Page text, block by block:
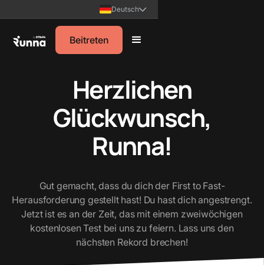
Deutsch
Beitreten
Herzlichen
Glückwunsch,
Runna!
Gut gemacht, dass du dich der First to Fast-
Herausforderung gestellt hast! Du hast dich angestrengt.
Jetzt ist es an der Zeit, das mit einem zweiwöchigen
kostenlosen Test bei uns zu feiern. Lass uns den
nächsten Rekord brechen!